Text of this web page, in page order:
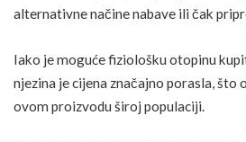
alternativne načine nabave ili čak
Iako je moguće fiziološku otopinu
njezina je cijena značajno porasla, što
ovom proizvodu široj populaciji.